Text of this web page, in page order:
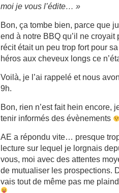
moi je vous l’édite… »
Bon, ça tombe bien, parce que
end à notre BBQ qu’il ne
récit était un peu trop fort pour
héros aux cheveux longs ce
Voilà, je l’ai rappelé et nous
9h.
Bon, rien n’est fait hein encore,
tenir informés des évènements
AE a répondu vite… presque
lecture sur lequel je lorgnais
vous, moi avec des attentes
de mutualiser les prospections.
vais tout de même pas me